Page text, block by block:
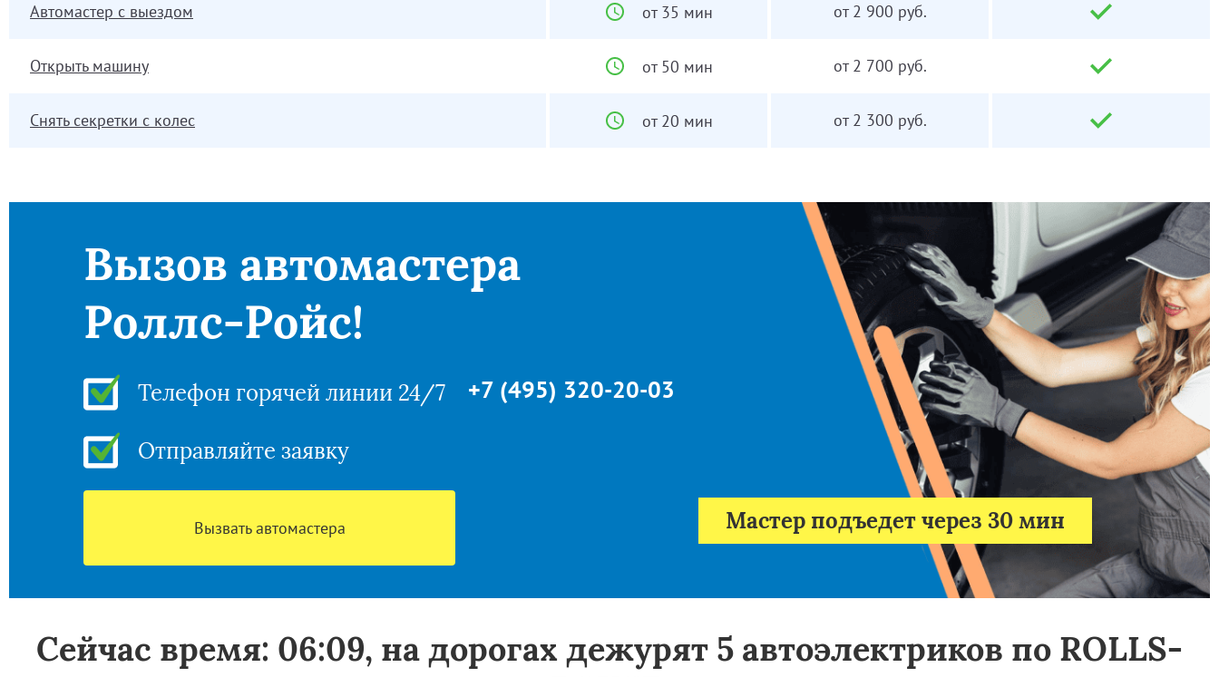
Автомастер с выездом от 35 мин от 2 900 руб.
Открыть машину от 50 мин от 2 700 руб.
Снять секретки с колес от 20 мин от 2 300 руб.
Мастер подъедет через 30 мин
Вызов автомастера
Роллс-Ройс!
Телефон горячей линии 24/7
Отправляйте заявку
+7 (495) 320-20-03
Вызвать автомастера
Сейчас время: 06:09, на дорогах дежурят 5 автоэлектриков по ROLLS-